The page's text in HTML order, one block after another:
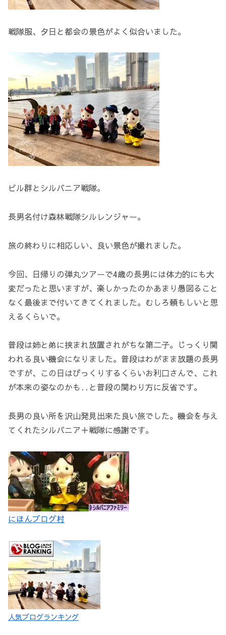
戦隊服、夕日と都会の景色がよく似合いました。
ビル群とシルバニア戦隊。
長男名付け森林戦隊シルレンジャー。
旅の終わりに相応しい、良い景色が撮れました。
今回、日帰りの弾丸ツアーで4歳の長男には体力的にも大
変だったと思いますが、楽しかったのかあまり愚図ること
なく最後まで付いてきてくれました。むしろ頼もしいと思
えるくらいで。
普段は姉と弟に挟まれ放置されがちな第二子。じっくり関
われる良い機会になりました。普段はわがまま放題の長男
ですが、この日はびっくりするくらいお利口さんで、これ
が本来の姿なのかも‥と普段の関わり方に反省です。
長男の良い所を沢山発見出来た良い旅でした。機会を与え
てくれたシルバニア＋戦隊に感謝です。
にほんブログ村
人気ブログランキング